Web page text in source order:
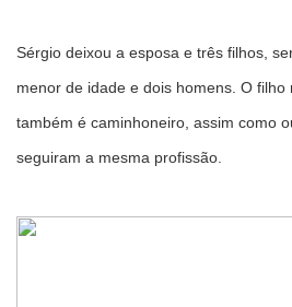
Sérgio deixou a esposa e três filhos,
menor de idade e dois homens. O filho
também é caminhoneiro, assim como
seguiram a mesma profissão.